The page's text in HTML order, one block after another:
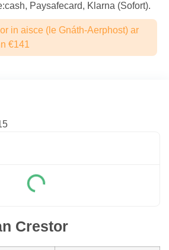
Paysafecard, Klarna (Sofort).
in aisce (le Gnáth-Aerphost) ar
€141
Crestor